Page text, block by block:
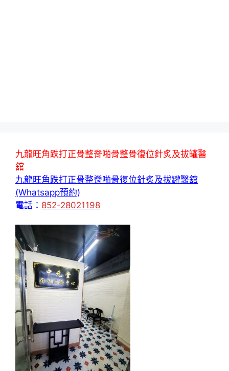
九龍旺角跌打正骨整脊啪骨整骨復位針炙及拔罐醫
舘
九龍旺角跌打正骨整脊啪骨復位針炙及拔罐醫舘
(Whatsapp預約)
電話： 852-28021198